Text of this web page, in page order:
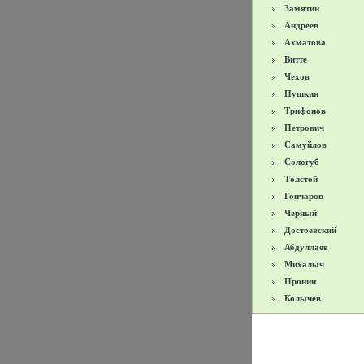
Замятин
Андреев
Ахматова
Витте
Чехов
Пушкин
Трифонов
Петрович
Самуйлов
Сологуб
Толстой
Гончаров
Черный
Достоевский
Абдуллаев
Михалыч
Пронин
Колычев